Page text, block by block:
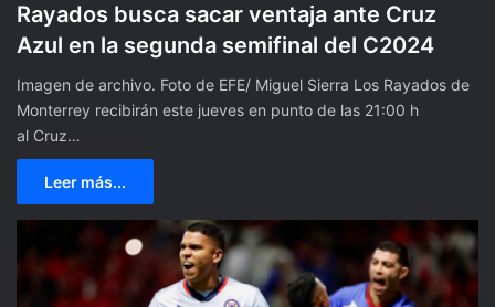
Rayados busca sacar ventaja ante Cruz
Azul en la segunda semifinal del C2024
Imagen de archivo. Foto de EFE/ Miguel Sierra Los Rayados de
Monterrey recibirán este jueves en punto de las 21:00 h
al Cruz…
Leer más...